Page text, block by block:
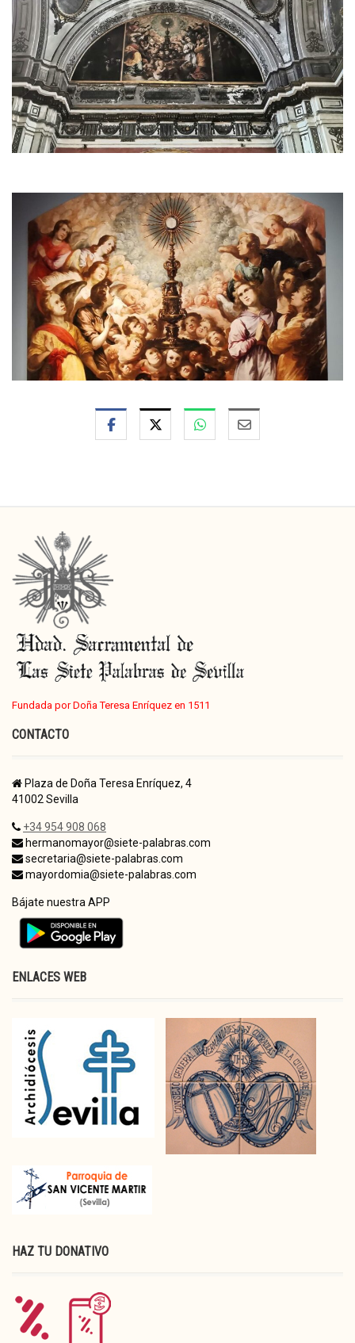
Fundada por Doña Teresa Enríquez en 1511
CONTACTO
Plaza de Doña Teresa Enríquez, 4
41002 Sevilla
+34 954 908 068
hermanomayor@siete-palabras.com
secretaria@siete-palabras.com
mayordomia@siete-palabras.com
Bájate nuestra APP
ENLACES WEB
HAZ TU DONATIVO